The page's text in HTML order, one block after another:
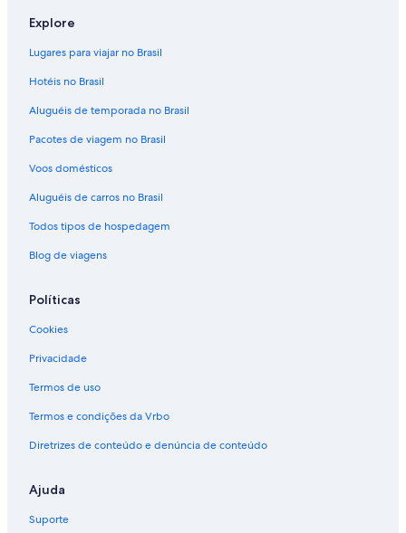
Explore
Lugares para viajar no Brasil
Hotéis no Brasil
Aluguéis de temporada no Brasil
Pacotes de viagem no Brasil
Voos domésticos
Aluguéis de carros no Brasil
Todos tipos de hospedagem
Blog de viagens
Políticas
Cookies
Privacidade
Termos de uso
Termos e condições da Vrbo
Diretrizes de conteúdo e denúncia de conteúdo
Ajuda
Suporte